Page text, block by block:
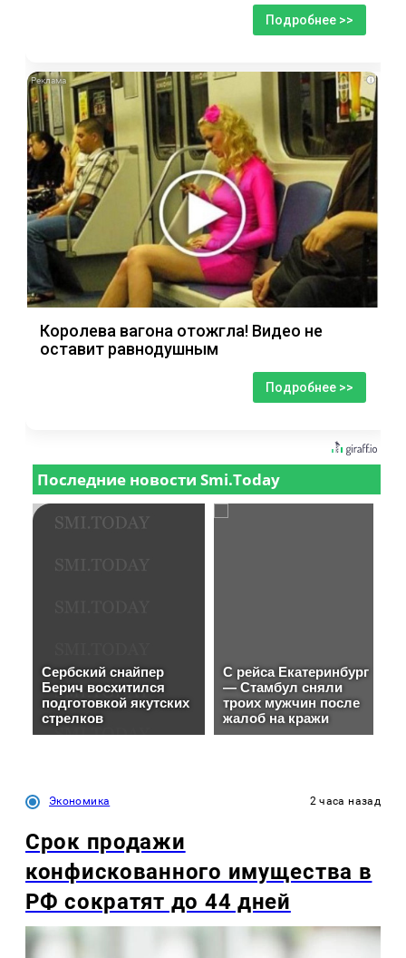
Подробнее >>
i
Королева вагона отожгла! Видео не
оставит равнодушным
Подробнее >>
Экономика 2 часа назад
Срок продажи
конфискованного имущества в
РФ сократят до 44 дней